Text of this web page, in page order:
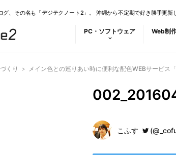
、その名も「デジテクノート2」。 沖縄から不定期で好き勝手更新
PC・ソフトウェア Web制
くり > メイン色との巡りあい時に便利な配色WEBサービス
こふす